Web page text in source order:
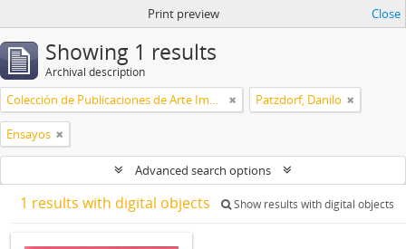
Print preview Close
Showing 1 results
Archival description
Colección de Publicaciones de Arte Impreso Patzdorf, Danilo
Ensayos
Advanced search options
1 results with digital objects Show results with digital objects